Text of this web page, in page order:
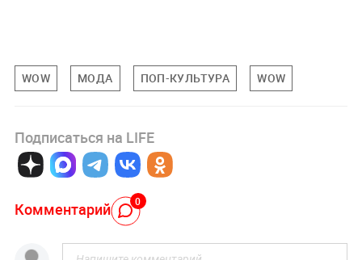
WOW МОДА ПОП-КУЛЬТУРА WOW
Подписаться на LIFE
Комментарий 0